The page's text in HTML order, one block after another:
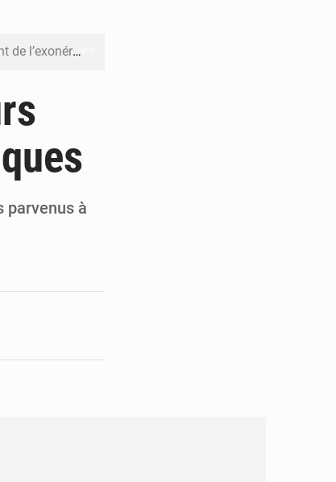
vigueur (Mise au point)
avec l’USDT
enfants handicapés
parvenus à